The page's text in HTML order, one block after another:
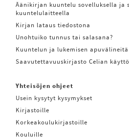
Äänikirjan kuuntelu sovelluksella ja
kuuntelulaitteella
Kirjan lataus tiedostona
Unohtuiko tunnus tai salasana?
Kuuntelun ja lukemisen apuvälineitä
Saavutettavuuskirjasto Celian
Yhteisöjen ohjeet
Usein kysytyt kysymykset
Kirjastoille
Korkeakoulukirjastoille
Kouluille